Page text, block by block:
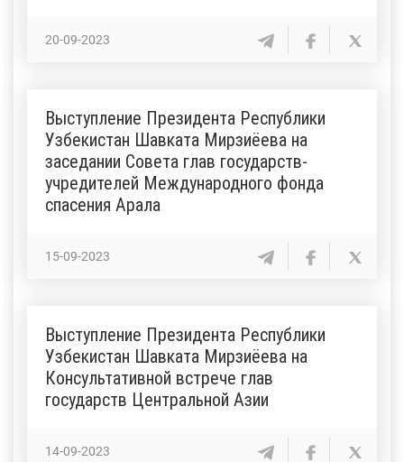
20-09-2023
Выступление Президента Республики
Узбекистан Шавката Мирзиёева на
заседании Совета глав государств-
учредителей Международного фонда
спасения Арала
15-09-2023
Выступление Президента Республики
Узбекистан Шавката Мирзиёева на
Консультативной встрече глав
государств Центральной Азии
14-09-2023